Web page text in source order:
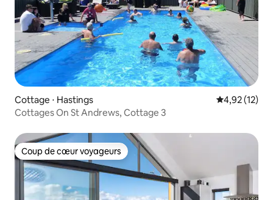
Cottage ⋅ Hastings Évaluation
4,92 (12)
Cottages On St Andrews, Cottage 3
Coup de cœur voyageurs
Coup de cœur voyageurs